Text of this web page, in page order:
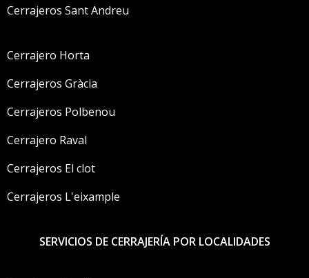
Cerrajeros Sant Andreu
Cerrajero Horta
Cerrajeros Gràcia
Cerrajeros Polbenou
Cerrajero Raval
Cerrajeros El clot
Cerrajeros L'eixample
SERVICIOS DE CERRAJERÍA POR LOCALIDADES